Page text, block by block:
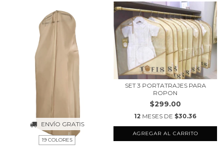
ENVÍO GRATIS
19 COLORES
SET 3 PORTATRAJES PARA
ROPON
$299.00
12 MESES DE $30.36